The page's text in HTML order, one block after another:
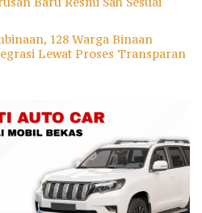
128 Warga Binaan
Lewat Proses Transparan